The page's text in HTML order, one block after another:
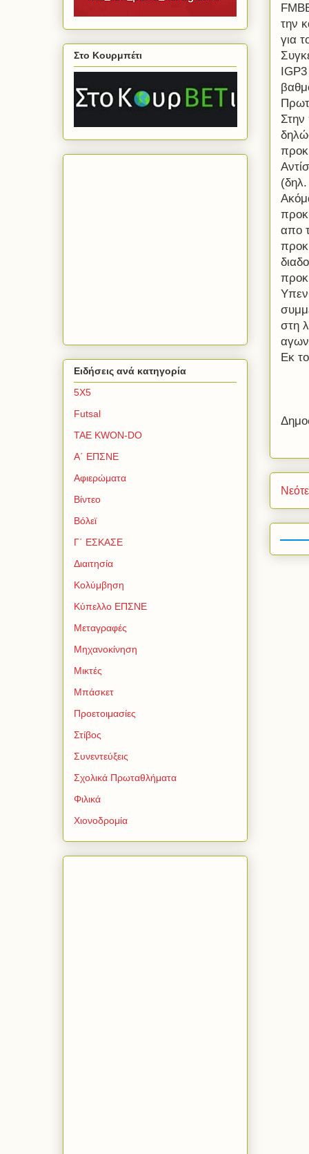
την
για
Στην
απο
στη
Εκ
Στο Κουρμπέτι
Ειδήσεις ανά κατηγορία
5Χ5
Futsal
TAE KWON-DO
Α΄ ΕΠΣΝΕ
Αφιερώματα
Βίντεο
Βόλεϊ
Γ΄ ΕΣΚΑΣΕ
Διαιτησία
Κολύμβηση
Κύπελλο ΕΠΣΝΕ
Μεταγραφές
Μηχανοκίνηση
Μικτές
Μπάσκετ
Προετοιμασίες
Στίβος
Συνεντεύξεις
Σχολικά Πρωταθλήματα
Φιλικά
Χιονοδρομία